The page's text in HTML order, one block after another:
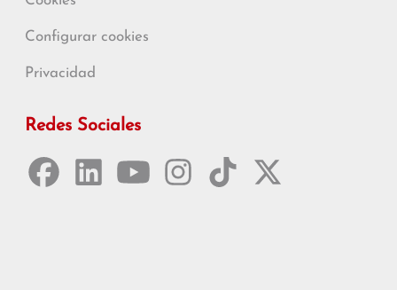
Configurar cookies
Privacidad
Redes Sociales